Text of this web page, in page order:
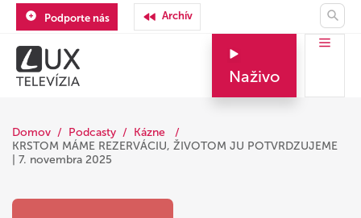
Podporte nás Archív
Naživo
Domov Podcasty
Kázne
KRSTOM MÁME REZERVÁCIU, ŽIVOTOM JU POTVRDZUJEME
| 7. novembra 2025